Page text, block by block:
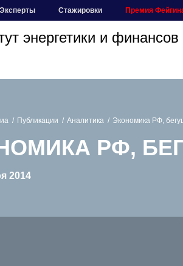
Эксперты Стажировки Премия
Публикации Аналитика Экономика РФ,
РФ,
2014